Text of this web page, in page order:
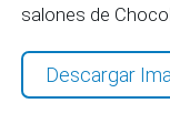
salones de
Descargar